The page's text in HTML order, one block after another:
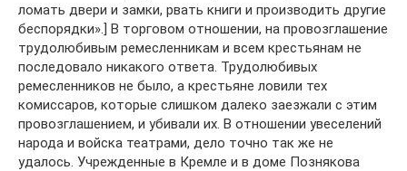
ломать двери и замки, рвать книги и производить другие
беспорядки».] В торговом отношении, на провозглашение
трудолюбивым ремесленникам и всем крестьянам не
последовало никакого ответа. Трудолюбивых
ремесленников не было, а крестьяне ловили тех
комиссаров, которые слишком далеко заезжали с этим
провозглашением, и убивали их. В отношении увеселений
народа и войска театрами, дело точно так же не
удалось. Учрежденные в Кремле и в доме Познякова